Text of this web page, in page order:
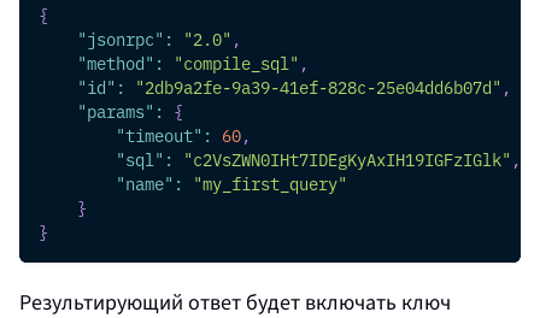
{
"jsonrpc" : "2.0" ,
"method" : "compile_sql" ,
"id" : "2db9a2fe-9a39-41ef-828c-25e04dd6b07d" ,
"params" : {
"timeout" : 60,
"sql" : "c2VsZWN0IHt7IDEgKyAxIH19IGFzIGlk" ,
"name" :
"my_first_query"
}
}
Результирующий ответ будет включать ключ